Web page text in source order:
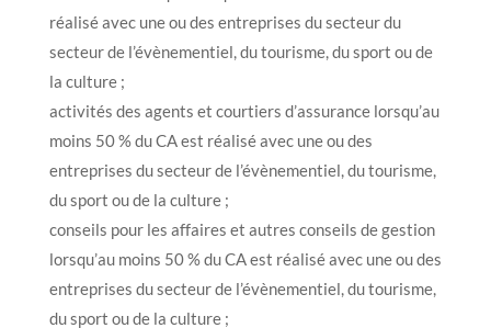
réalisé avec une ou des entreprises du secteur du
secteur de l’évènementiel, du tourisme, du sport ou de
la culture ;
activités des agents et courtiers d’assurance lorsqu’au
moins 50 % du CA est réalisé avec une ou des
entreprises du secteur de l’évènementiel, du tourisme,
du sport ou de la culture ;
conseils pour les affaires et autres conseils de gestion
lorsqu’au moins 50 % du CA est réalisé avec une ou des
entreprises du secteur de l’évènementiel, du tourisme,
du sport ou de la culture ;